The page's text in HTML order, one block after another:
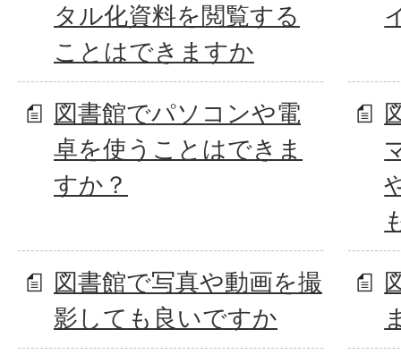
タル化資料を閲覧する
ことはできますか
図書館でパソコンや電
卓を使うことはできま
すか？
図書館で写真や動画を撮
影しても良いですか